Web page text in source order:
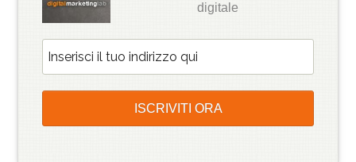
digitale